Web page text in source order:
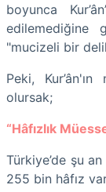
boyunca
edilemediğine
"mucizeli bir
Peki,
olursak;
“Hâfızlık
Türkiye’de şu
255 bin hâfız